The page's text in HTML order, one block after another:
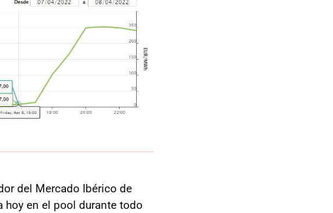
del Mercado Ibérico de
hoy en el pool durante todo